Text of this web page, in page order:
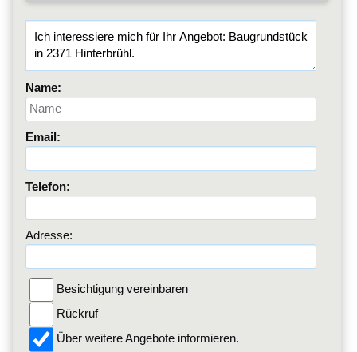
Name:
Email:
Telefon:
Adresse:
Besichtigung vereinbaren
Rückruf
Über weitere Angebote informieren.